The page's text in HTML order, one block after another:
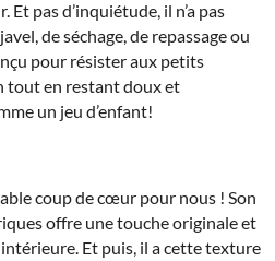
pas d’inquiétude, il n’a pas
de séchage, de repassage ou
pour résister aux petits
tout en restant doux et
un jeu d’enfant!
coup de cœur pour nous ! Son
offre une touche originale et
Et puis, il a cette texture